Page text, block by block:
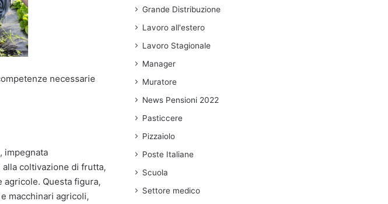
necessarie
impegnata
alla coltivazione di frutta,
agricole. Questa figura,
macchinari agricoli,
Grande Distribuzione
Lavoro all'estero
Lavoro Stagionale
Manager
Muratore
News Pensioni 2022
Pasticcere
Pizzaiolo
Poste Italiane
Scuola
Settore medico